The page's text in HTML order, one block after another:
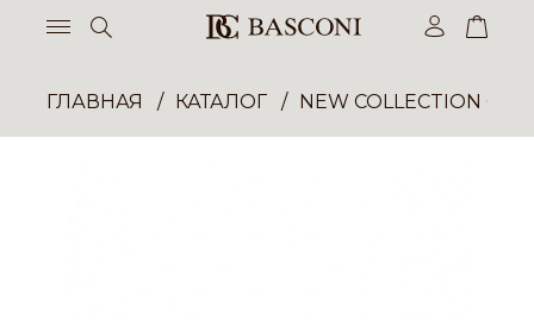
ГЛАВНАЯ КАТАЛОГ NEW COLLECTION